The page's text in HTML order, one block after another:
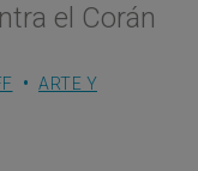
el Corán
ARTE Y